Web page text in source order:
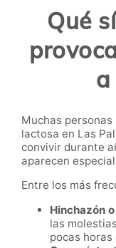
Qué
a
Muchas
lactosa en Las
convivir durante
aparecen
Entre los más
Hinchazón
las
pocas